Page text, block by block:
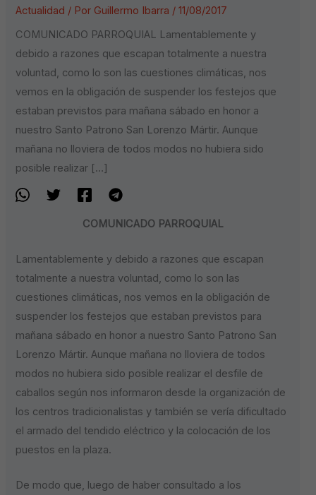
Actualidad / Por Guillermo Ibarra /11/08/2017
COMUNICADO PARROQUIAL Lamentablemente y
debido a razones que escapan totalmente a nuestra
voluntad, como lo son las cuestiones climáticas, nos
vemos en la obligación de suspender los festejos que
estaban previstos para mañana sábado en honor a
nuestro Santo Patrono San Lorenzo Mártir. Aunque
mañana no lloviera de todos modos no hubiera sido
posible realizar […]
COMUNICADO PARROQUIAL
Lamentablemente y debido a razones que escapan
totalmente a nuestra voluntad, como lo son las
cuestiones climáticas, nos vemos en la obligación de
suspender los festejos que estaban previstos para
mañana sábado en honor a nuestro Santo Patrono San
Lorenzo Mártir. Aunque mañana no lloviera de todos
modos no hubiera sido posible realizar el desfile de
caballos según nos informaron desde la organización de
los centros tradicionalistas y también se vería dificultado
el armado del tendido eléctrico y la colocación de los
puestos en la plaza.
De modo que, luego de haber consultado a los